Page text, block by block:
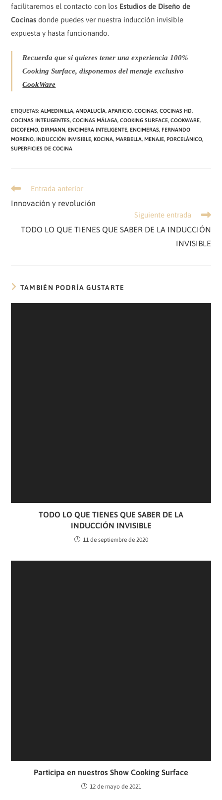
facilitaremos el contacto con los Estudios de Diseño de
Cocinas donde puedes ver nuestra inducción invisible
expuesta y hasta funcionando.
Recuerda que si quieres tener una experiencia 100%
Cooking Surface, disponemos del menaje exclusivo
CookWare
ETIQUETAS:ALMEDINILLA, ANDALUCÍA, APARICIO, COCINAS, COCINAS HD,
COCINAS INTELIGENTES, COCINAS MÁLAGA, COOKING SURFACE, COOKWARE,
DICOFEMO, DIRMANN, ENCIMERA INTELIGENTE, ENCIMERAS, FERNANDO
MORENO, INDUCCIÓN INVISIBLE, KOCINA, MARBELLA, MENAJE, PORCELÁNICO,
SUPERFICIES DE COCINA
Leer
artículos
Entrada anterior
Innovación y revolución
Siguiente entrada
TODO LO QUE TIENES QUE SABER DE LA INDUCCIÓN
INVISIBLE
TAMBIÉN PODRÍA GUSTARTE
TODO LO QUE TIENES QUE SABER DE LA
INDUCCIÓN INVISIBLE
11 de septiembre de 2020
Participa en nuestros Show Cooking Surface
12 de mayo de 2021